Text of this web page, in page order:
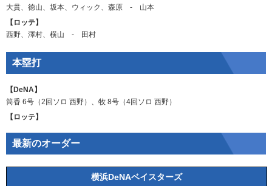
大貫、 徳山、 坂本、 ウィック 、 森原 ‐ 山本
【ロッテ】
西野、 澤村、 横山 ‐ 田村
本塁打
【DeNA】
筒香 6号（2回ソロ 西野）、 牧 8号（4回ソロ 西野）
【ロッテ】
最新のオーダー
横浜DeNAベイスターズ